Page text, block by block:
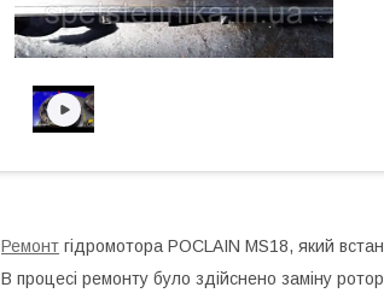
Ремонт гідромотора POCLAIN MS18, який
В процесі ремонту було здійснено заміну